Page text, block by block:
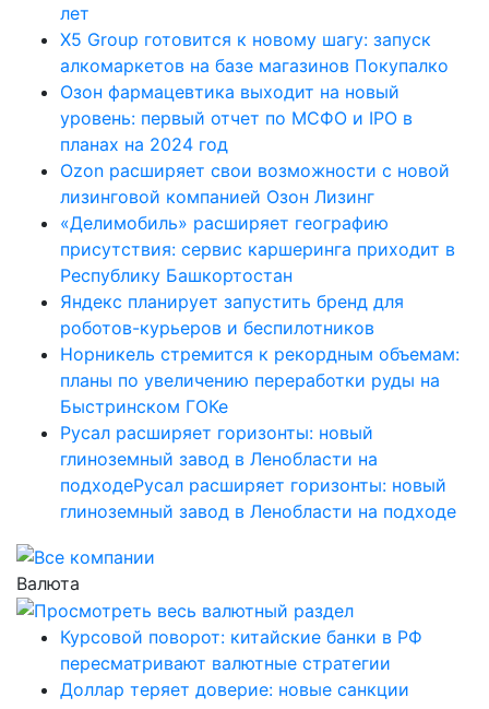
лет
X5 Group готовится к новому шагу: запуск
алкомаркетов на базе магазинов Покупалко
Озон фармацевтика выходит на новый
уровень: первый отчет по МСФО и IPO в
планах на 2024 год
Ozon расширяет свои возможности с новой
лизинговой компанией Озон Лизинг
«Делимобиль» расширяет географию
присутствия: сервис каршеринга приходит в
Республику Башкортостан
Яндекс планирует запустить бренд для
роботов-курьеров и беспилотников
Норникель стремится к рекордным объемам:
планы по увеличению переработки руды на
Быстринском ГОКе
Русал расширяет горизонты: новый
глиноземный завод в Ленобласти на
подходеРусал расширяет горизонты: новый
глиноземный завод в Ленобласти на подходе
Валюта
Курсовой поворот: китайские банки в РФ
пересматривают валютные стратегии
Доллар теряет доверие: новые санкции